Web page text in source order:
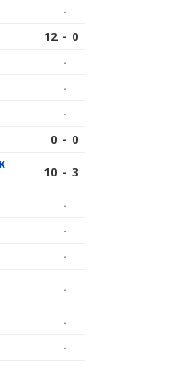
-
12 - 0
-
-
-
0 - 0
10 - 3
-
-
-
-
-
-